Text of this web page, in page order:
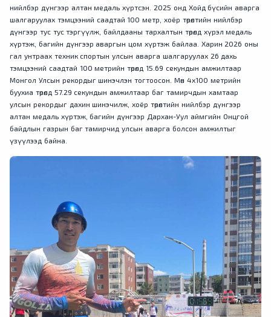
нийлбэр дүнгээр алтан медаль хүртсэн. 2025 онд Хойд бүсийн аварга
шалгаруулах тэмцээний саадтай 100 метр, хоёр төрөлтийн нийлбэр
дүнгээр тус тус тэргүүлж, байлдааны тархалтын төрөлд хүрэл медаль
хүртэж, багийн дүнгээр аваргын цом хүртэж байлаа. Харин 2026 оны
гал унтраах техник спортын улсын аварга шалгаруулах 26 дахь
тэмцээний саадтай 100 метрийн төрөлд 15.69 секундын амжилтаар
Монгол Улсын рекордыг шинэчлэн тогтоосон. Мөн 4х100 метрийн
буухиа төрөлд 57.29 секундын амжилтаар баг тамирчдын хамтаар
улсын рекордыг дахин шинэчилж, хоёр төрөлтийн нийлбэр дүнгээр
алтан медаль хүртэж, багийн дүнгээр Дархан-Уул аймгийн Онцгой
байдлын газрын баг тамирчид улсын аварга болсон амжилтыг
үзүүлээд байна.